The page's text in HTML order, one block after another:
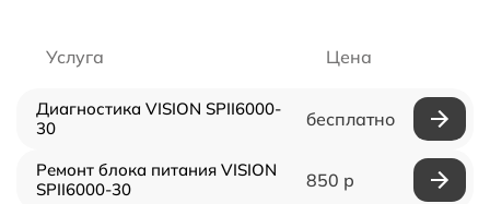
Услуга Цена
Диагностика VISION SPII6000-
30
бесплатно
Ремонт блока питания VISION
SPII6000-30
850 р